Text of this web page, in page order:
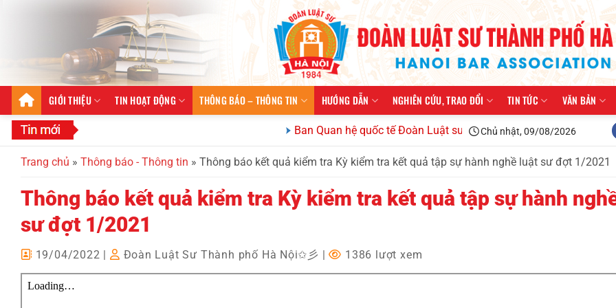
GIỚI THIỆU TIN HOẠT ĐỘNG THÔNG BÁO – THÔNG TIN HƯỚNG DẪN NGHIÊN CỨU, TRAO ĐỔI TIN TỨC VĂN BẢN
Ban Quan hệ quốc tế Đoàn Luật sư thành phố Hà Nội kiện toàn tổ chức,
Chủ nhật, 09/08/2026
Trang chủ » Thông báo - Thông tin » Thông báo kết quả kiểm tra Kỳ kiểm tra kết quả tập sự hành nghề luật sư đợt 1/2021
Thông báo kết quả kiểm tra Kỳ kiểm tra kết quả tập sự hành
sư đợt 1/2021
19/04/2022 Đoàn Luật Sư Thành phố Hà Nội✩彡 | 1386 lượt xem